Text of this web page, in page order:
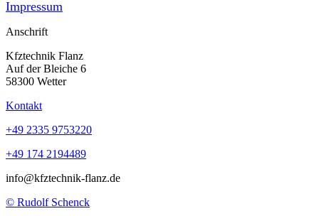
Impressum
Anschrift
Kfztechnik Flanz
Auf der Bleiche 6
58300 Wetter
Kontakt
+49 2335 9753220
+49 174 2194489
info@kfztechnik-flanz.de
© Rudolf Schenck